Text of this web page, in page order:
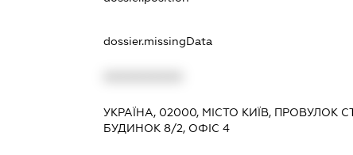
dossier.missingData
УКРАЇНА, 02000, МІСТО КИЇВ, ПРОВУЛОК
БУДИНОК 8/2, ОФІС 4